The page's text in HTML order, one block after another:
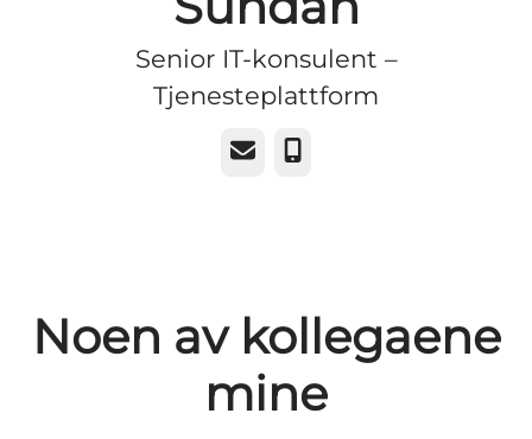
Senior IT-konsulent –
Tjenesteplattform
E-postTelefonnummer
Noen av kollegaene
mine